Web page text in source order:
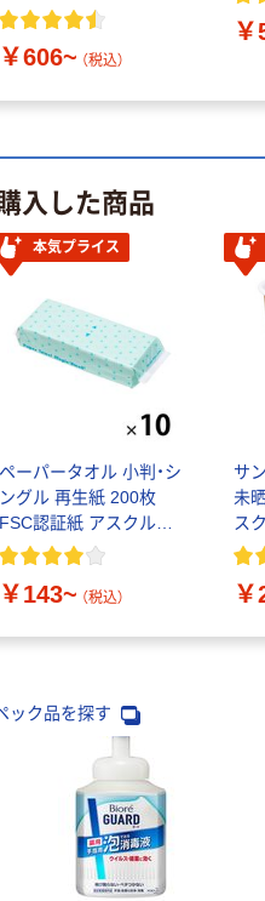
用
￥606~ （税込）
￥
入した商品
本気プライス
ペーパータオル 小判・シ
ングル 再生紙 200枚
FSC認証紙 アスクルオ
リジナル
￥143~ （税込）
サ
未
ス
￥
ック品を探す